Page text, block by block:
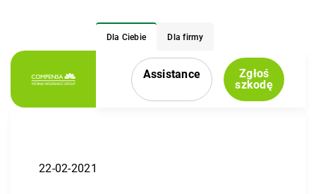
Dla Ciebie Dla firmy
Menu nawigacyjne
Assistance
Zgłoś
szkodę
22-02-2021